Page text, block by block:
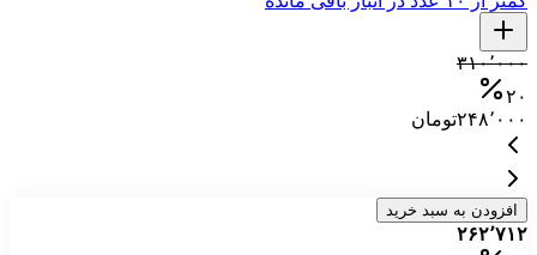
۳۱۰٬۰۰۰
۲۰
۲۴۸٬۰۰۰تومان
افزودن به سبد خرید
۲۶۲٬۷۱۲